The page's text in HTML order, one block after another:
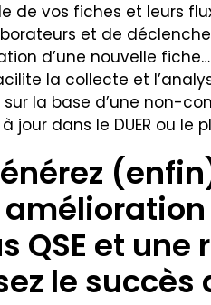
de vos fiches et leurs
et de
d’une nouvelle
la collecte et
la base d’une non-
dans le DUER ou le
QSE et
le